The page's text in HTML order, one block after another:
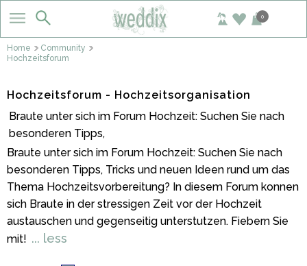
0
Home
Community
Hochzeitsforum
Hochzeitsforum - Hochzeitsorganisation
Braute unter sich im Forum Hochzeit: Suchen Sie nach
besonderen Tipps,
Braute unter sich im Forum Hochzeit: Suchen Sie nach
besonderen Tipps, Tricks und neuen Ideen rund um das
Thema Hochzeitsvorbereitung? In diesem Forum konnen
sich Braute in der stressigen Zeit vor der Hochzeit
austauschen und gegenseitig unterstutzen. Fiebern Sie
mit! ... less